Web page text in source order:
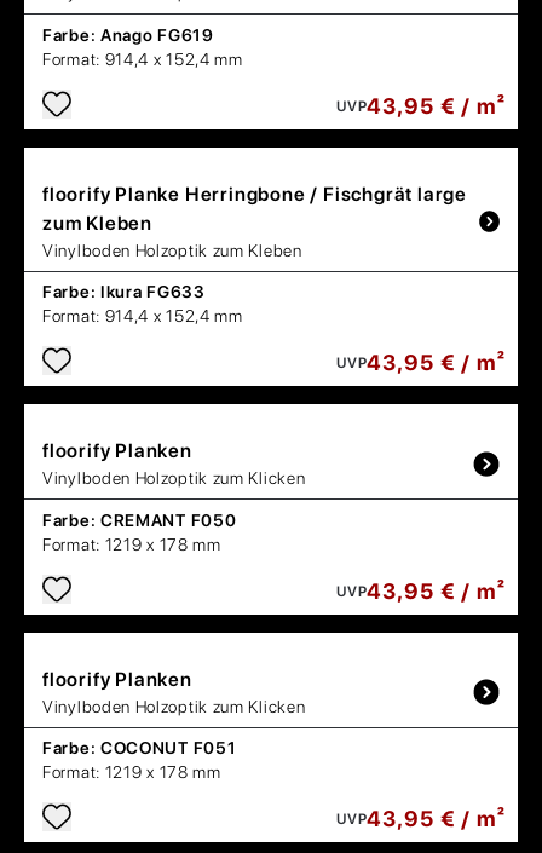
Farbe: Anago FG619
Format: 914,4 x 152,4 mm
UVP43,95 € / m²
floorify Planke Herringbone / Fischgrät large
zum Kleben
Vinylboden Holzoptik zum Kleben
Farbe: Ikura FG633
Format: 914,4 x 152,4 mm
UVP43,95 € / m²
floorify Planken
Vinylboden Holzoptik zum Klicken
Farbe: CREMANT F050
Format: 1219 x 178 mm
UVP43,95 € / m²
floorify Planken
Vinylboden Holzoptik zum Klicken
Farbe: COCONUT F051
Format: 1219 x 178 mm
UVP43,95 € / m²